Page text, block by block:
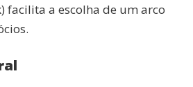
facilita a escolha de um arco